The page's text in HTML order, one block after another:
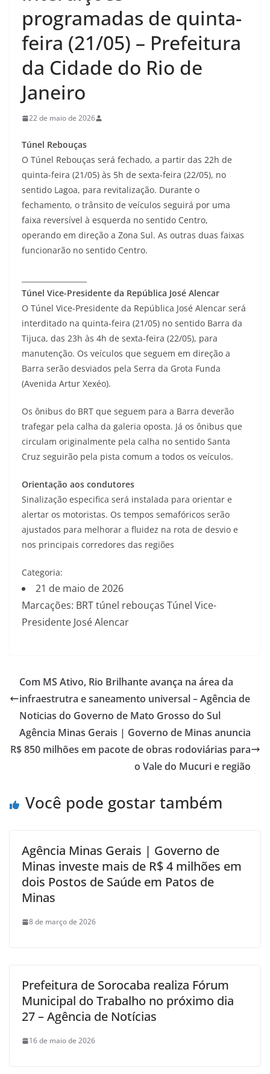
programadas de quinta-
feira (21/05) – Prefeitura
da Cidade do Rio de
Janeiro
22 de maio de 2026
Túnel Rebouças
O Túnel Rebouças será fechado, a partir das 22h de
quinta-feira (21/05) às 5h de sexta-feira (22/05), no
sentido Lagoa, para revitalização. Durante o
fechamento, o trânsito de veículos seguirá por uma
faixa reversível à esquerda no sentido Centro,
operando em direção a Zona Sul. As outras duas faixas
funcionarão no sentido Centro.
Túnel Vice-Presidente da República José Alencar
O Túnel Vice-Presidente da República José Alencar será
interditado na quinta-feira (21/05) no sentido Barra da
Tijuca, das 23h às 4h de sexta-feira (22/05), para
manutenção. Os veículos que seguem em direção a
Barra serão desviados pela Serra da Grota Funda
(Avenida Artur Xexéo).
Os ônibus do BRT que seguem para a Barra deverão
trafegar pela calha da galeria oposta. Já os ônibus que
circulam originalmente pela calha no sentido Santa
Cruz seguirão pela pista comum a todos os veículos.
Orientação aos condutores
Sinalização especifica será instalada para orientar e
alertar os motoristas. Os tempos semafóricos serão
ajustados para melhorar a fluidez na rota de desvio e
nos principais corredores das regiões
Categoria:
21 de maio de 2026
Marcações: BRT túnel rebouças Túnel Vice-
Presidente José Alencar
Com MS Ativo, Rio Brilhante avança na área da
infraestrutra e saneamento universal – Agência de
Noticias do Governo de Mato Grosso do Sul
Agência Minas Gerais | Governo de Minas anuncia
R$ 850 milhões em pacote de obras rodoviárias para
o Vale do Mucuri e região
Você pode gostar também
Agência Minas Gerais | Governo de
Minas investe mais de R$ 4 milhões em
dois Postos de Saúde em Patos de
Minas
8 de março de 2026
Prefeitura de Sorocaba realiza Fórum
Municipal do Trabalho no próximo dia
27 – Agência de Notícias
16 de maio de 2026